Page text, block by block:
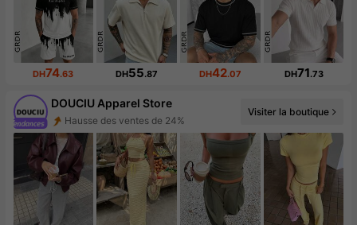
DH74.63 DH55.87 DH42.07 DH71.73
DOUCIU Apparel Store
Hausse des ventes de 24%
Visiter la boutique